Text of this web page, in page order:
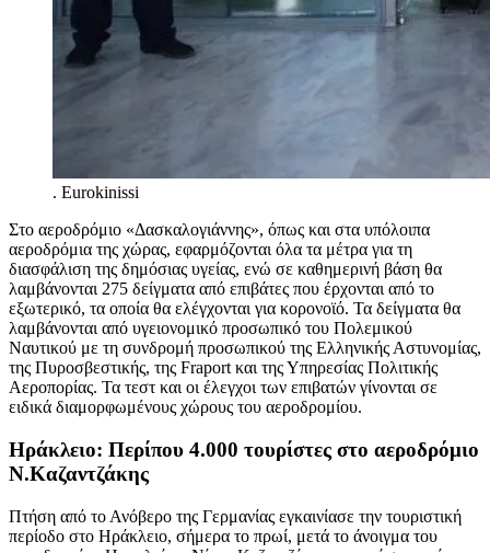
. Eurokinissi
Στο αεροδρόμιο «Δασκαλογιάννης», όπως και στα υπόλοιπα
αεροδρόμια της χώρας, εφαρμόζονται όλα τα μέτρα για τη
διασφάλιση της δημόσιας υγείας, ενώ σε καθημερινή βάση θα
λαμβάνονται 275 δείγματα από επιβάτες που έρχονται από το
εξωτερικό, τα οποία θα ελέγχονται για κορονοϊό. Τα δείγματα θα
λαμβάνονται από υγειονομικό προσωπικό του Πολεμικού
Ναυτικού με τη συνδρομή προσωπικού της Ελληνικής Αστυνομίας,
της Πυροσβεστικής, της Fraport και της Υπηρεσίας Πολιτικής
Αεροπορίας. Τα τεστ και οι έλεγχοι των επιβατών γίνονται σε
ειδικά διαμορφωμένους χώρους του αεροδρομίου.
Ηράκλειο: Περίπου 4.000 τουρίστες στο αεροδρόμιο
Ν.Καζαντζάκης
Πτήση από το Ανόβερο της Γερμανίας εγκαινίασε την τουριστική
περίοδο στο Ηράκλειο, σήμερα το πρωί, μετά το άνοιγμα του